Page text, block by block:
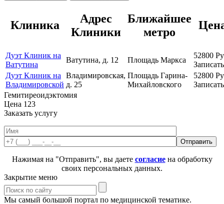
Клиника
Адрес
Клиники
Ближайшее
метро
Дуэт Клиник на
Ватутина
Ватутина, д. 12 Площадь Маркса
52800
Дуэт Клиник на
Владимировской
Владимировская,
д. 25
Площадь Гарина-
Михайловского
52800
Гемитиреоидэктомия
Цена 123
Заказать услугу
Нажимая на "Отправить", вы даете согласиена обработку
своих персональных данных.
Закрытие меню
Мы самый большой портал по медицинской тематике.